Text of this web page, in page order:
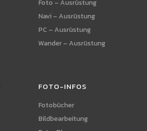
Foto – Ausrüstung
Navi – Ausrüstung
PC – Ausrüstung
Wander – Ausrüstung
FOTO-INFOS
Fotobücher
Bildbearbeitung